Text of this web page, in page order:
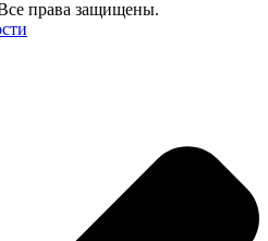
права защищены.